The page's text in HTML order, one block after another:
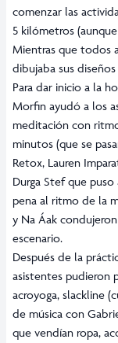
comenzar las
5 kilómetros
Mientras que todos
dibujaba sus
Para dar inicio a la
Morfin ayudó a los
meditación con
minutos (que se
Retox, Lauren
Durga Stef que
pena al ritmo de la
y Na Áak
escenario.
Después de la
asistentes pudieron
acroyoga, slackline
de música con
que vendían ropa,